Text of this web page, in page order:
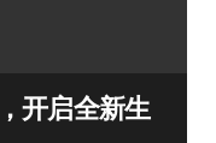
开启全新生